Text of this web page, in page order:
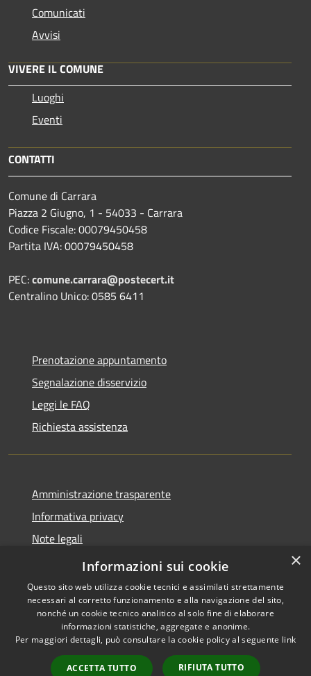
Comunicati
Avvisi
VIVERE IL COMUNE
Luoghi
Eventi
CONTATTI
Comune di Carrara
Piazza 2 Giugno, 1 - 54033 - Carrara
Codice Fiscale: 00079450458
Partita IVA: 00079450458
PEC:comune.carrara@postecert.it
Centralino Unico: 0585 6411
Prenotazione appuntamento
Segnalazione disservizio
Leggi le FAQ
Richiesta assistenza
Amministrazione trasparente
Informativa privacy
Note legali
Dichiarazione di accessibilità
Accessibilità
Copyright © 2026 • Comune di
Carrara • Powered by
Municipium•
Accesso
×
Informazioni sui cookie
Questo sito web utilizza cookie tecnici e assimilati strettamente
necessari al corretto funzionamento e alla navigazione del sito,
nonché un cookie tecnico analitico al solo fine di elaborare
informazioni statistiche, aggregate e anonime.
Per maggiori dettagli, può consultare la cookie policy al seguente link
ACCETTA TUTTO RIFIUTA TUTTO